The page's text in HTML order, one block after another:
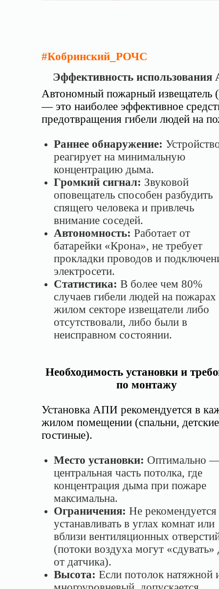
#Кобринский_РОЧС
Эффективность
Автономный пожарный
— это наиболее эффективное
предотвращения гибели людей на
Раннее обнаружение:
реагирует на минимальную
концентрацию дыма.
Громкий сигнал: Звуковой
оповещатель способен разбудить
спящего человека и привлечь
внимание соседей.
Автономность: Работает от
батарейки «Крона», не требует
прокладки проводов и
электросети.
Статистика: В более чем 80%
случаев гибели людей на пожарах
жилом секторе извещатели либо
отсутствовали, либо были в
неисправном состоянии.
Необходимость установки и
по монтажу
Установка АПИ рекомендуется в
жилом помещении (спальни,
гостиные).
Место установки: Оптимально
центральная часть потолка, где
концентрация дыма при пожаре
максимальна.
Ограничения: Не рекомендуется
устанавливать в углах комнат или
вблизи вентиляционных
(потоки воздуха могут
от датчика).
Высота: Если потолок натяжной